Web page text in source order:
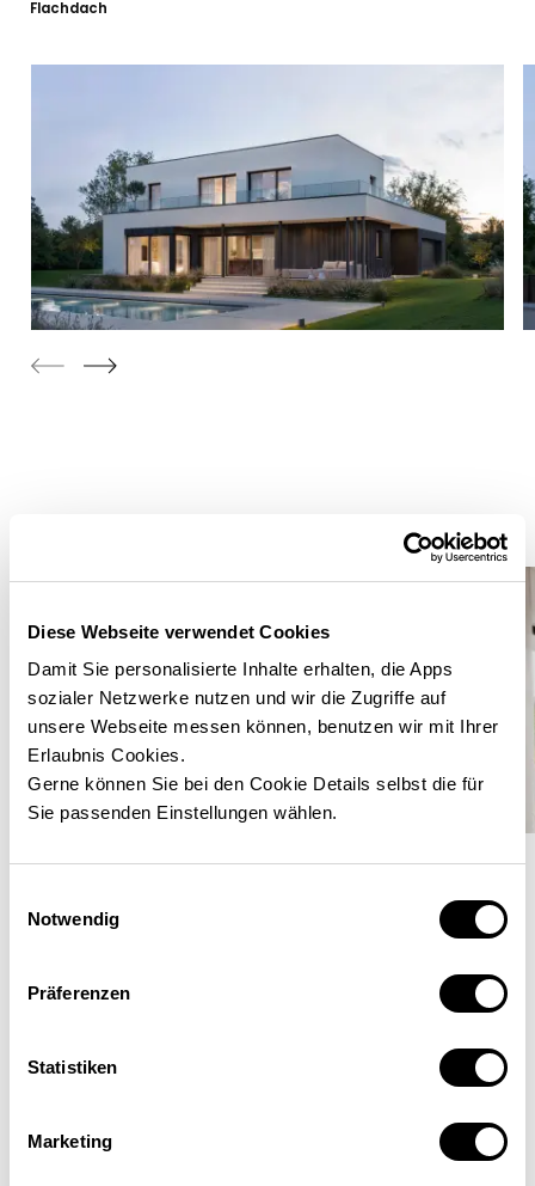
Diese Webseite verwendet Cookies
Damit Sie personalisierte Inhalte erhalten, die Apps
sozialer Netzwerke nutzen und wir die Zugriffe auf
unsere Webseite messen können, benutzen wir mit Ihrer
Erlaubnis Cookies.
Gerne können Sie bei den Cookie Details selbst die für
Sie passenden Einstellungen wählen.
Notwendig
Präferenzen
Statistiken
Marketing
Flachdach